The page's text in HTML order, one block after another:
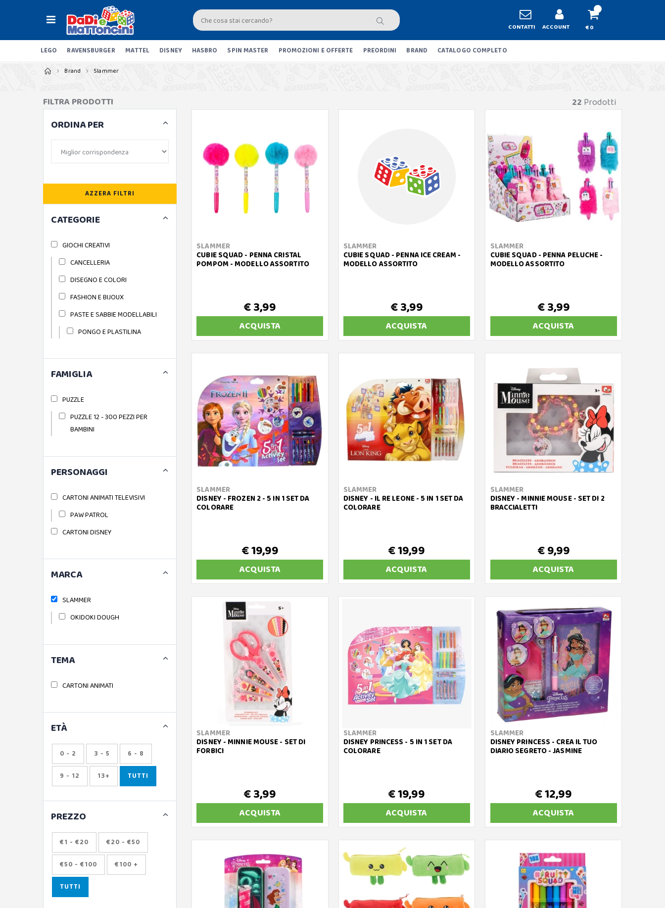
CONTATTI ACCOUNT € 0
LEGO RAVENSBURGER MATTEL DISNEY HASBRO SPIN MASTER PROMOZIONI E OFFERTE PREORDINI BRAND CATALOGO COMPLETO
Brand Slammer
22 Prodotti
SLAMMER
CUBIE SQUAD - PENNA CRISTAL
POMPOM - MODELLO ASSORTITO
€ 3,99
ACQUISTA
SLAMMER
CUBIE SQUAD - PENNA ICE CREAM -
MODELLO ASSORTITO
€ 3,99
ACQUISTA
SLAMMER
CUBIE SQUAD - PENNA PELUCHE -
MODELLO ASSORTITO
€ 3,99
ACQUISTA
SLAMMER
DISNEY - FROZEN 2 - 5 IN 1 SET DA
COLORARE
€ 19,99
ACQUISTA
SLAMMER
DISNEY - IL RE LEONE - 5 IN 1 SET DA
COLORARE
€ 19,99
ACQUISTA
SLAMMER
DISNEY - MINNIE MOUSE - SET DI 2
BRACCIALETTI
€ 9,99
ACQUISTA
SLAMMER
DISNEY - MINNIE MOUSE - SET DI
FORBICI
€ 3,99
ACQUISTA
SLAMMER
DISNEY PRINCESS - 5 IN 1 SET DA
COLORARE
€ 19,99
ACQUISTA
SLAMMER
DISNEY PRINCESS - CREA IL TUO
DIARIO SEGRETO - JASMINE
€ 12,99
ACQUISTA
FILTRA PRODOTTI
ORDINA PER
AZZERA FILTRI
CATEGORIE
GIOCHI CREATIVI
CANCELLERIA
DISEGNO E COLORI
FASHION E BIJOUX
PASTE E SABBIE MODELLABILI
PONGO E PLASTILINA
FAMIGLIA
PUZZLE
PUZZLE 12 - 300 PEZZI PER
BAMBINI
PERSONAGGI
CARTONI ANIMATI TELEVISIVI
PAW PATROL
CARTONI DISNEY
MARCA
SLAMMER
OKIDOKI DOUGH
TEMA
CARTONI ANIMATI
ETÀ
0 - 2 3 - 5 6 - 8
9 - 12 13+ TUTTI
PREZZO
€1 - €20 €20 - €50
€50 - €100 €100 +
TUTTI